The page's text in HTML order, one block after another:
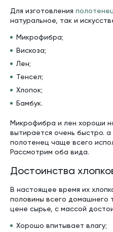
Для изготовления
натуральное, так и
Микрофибра;
Вискоза;
Лен;
Тенсел;
Хлопок;
Бамбук.
Микрофибра и лен хороши
вытирается очень быстро.
полотенец чаще всего
Рассмотрим оба вида.
Достоинства
В настоящее время их
половины всего домашнего
цене сырье, с массой
Хорошо впитывает влагу;